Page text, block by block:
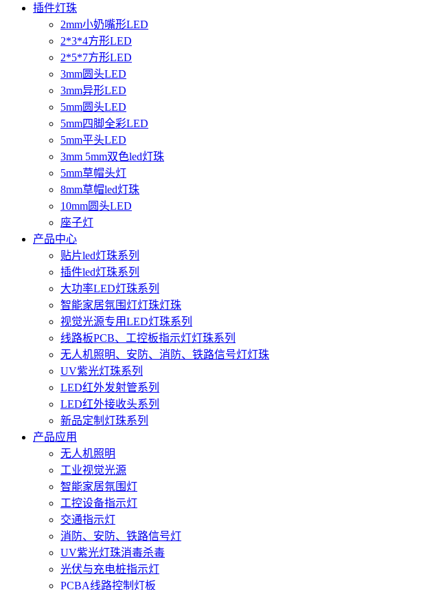
插件灯珠
2mm小奶嘴形LED
2*3*4方形LED
2*5*7方形LED
3mm圆头LED
3mm异形LED
5mm圆头LED
5mm四脚全彩LED
5mm平头LED
3mm 5mm双色led灯珠
5mm草帽头灯
8mm草帽led灯珠
10mm圆头LED
座子灯
产品中心
贴片led灯珠系列
插件led灯珠系列
大功率LED灯珠系列
智能家居氛围灯灯珠灯珠
视觉光源专用LED灯珠系列
线路板PCB、工控板指示灯灯珠系列
无人机照明、安防、消防、铁路信号灯灯珠
UV紫光灯珠系列
LED红外发射管系列
LED红外接收头系列
新品定制灯珠系列
产品应用
无人机照明
工业视觉光源
智能家居氛围灯
工控设备指示灯
交通指示灯
消防、安防、铁路信号灯
UV紫光灯珠消毒杀毒
光伏与充电桩指示灯
PCBA线路控制灯板